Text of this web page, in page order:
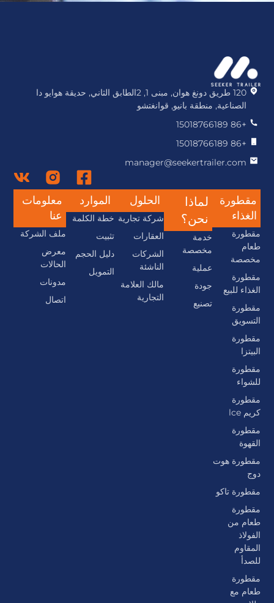
120 طريق دونغ هوان, مبنى 1, 2الطابق الثاني, حديقة هوايو دا
الصناعية, منطقة بانيو, قوانغتشو
+86 15018766189
+86 15018766189
manager@seekertrailer.com
مقطورة
الغذاء
مقطورة
طعام
مخصصة
مقطورة
الغذاء للبيع
مقطورة
التسويق
مقطورة
البيتزا
مقطورة
للشواء
مقطورة
كريم lce
مقطورة
القهوة
مقطورة هوت
دوج
مقطورة تاكو
مقطورة
طعام من
الفولاذ
المقاوم
للصدأ
مقطورة
طعام مع
لماذا
نحن؟
خدمة
مخصصة
عملية
جودة
تصنيع
الحلول
شركة تجارية
العقارات
الشركات
الناشئة
مالك العلامة
التجارية
الموارد
خطة الكلمة
تثبيت
دليل الحجم
التمويل
معلومات
عنا
ملف الشركة
معرض
الحالات
مدونات
اتصال